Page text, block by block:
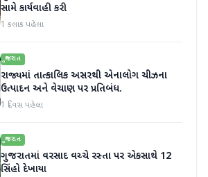
સામે કાર્યવાહી કરી
1 કલાક પહેલા
ગુજરાત
રાજ્યમાં તાત્કાલિક અસરથી એનાલોગ ચીઝના
ઉત્પાદન અને વેચાણ પર પ્રતિબંધ.
1 દિવસ પહેલા
ગુજરાત
ગુજરાતમાં વરસાદ વચ્ચે રસ્તા પર એકસાથે 12
સિંહો દેખાયા